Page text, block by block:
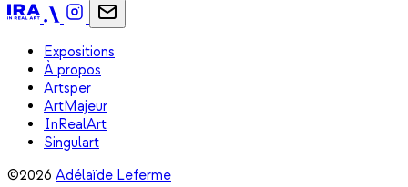
Expositions
À propos
Artsper
ArtMajeur
InRealArt
Singulart
©2026 Adélaïde Leferme